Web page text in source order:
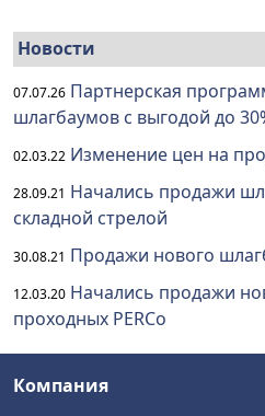
Новости
07.07.26 Партнерская
шлагбаумов с выгодой до
02.03.22 Изменение цен на
28.09.21 Начались продажи
складной стрелой
30.08.21 Продажи нового
12.03.20 Начались продажи
проходных PERCo
Компания